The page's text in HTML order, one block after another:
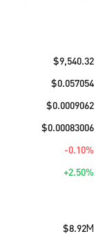
$9,540.32
$0.057054
$0.0009062
$0.00083006
-0.10%
+2.50%
$8.92M